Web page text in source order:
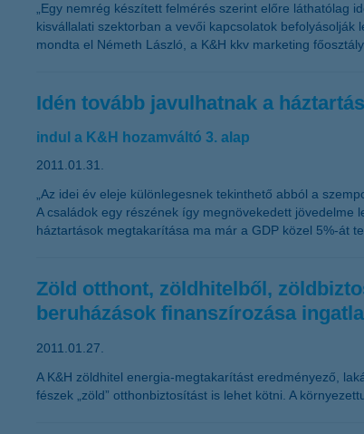
„Egy nemrég készített felmérés szerint előre láthatólag
kisvállalati szektorban a vevői kapcsolatok
mondta el Németh László, a K&H kkv marketing főosztály
Idén tovább javulhatnak a
indul a K&H hozamváltó 3. alap
2011.01.31.
„Az idei év eleje különlegesnek tekinthető abból a
A családok egy részének így megnövekedett
háztartások megtakarítása ma már a GDP közel 5%-át
Zöld otthont, zöldhitelből,
beruházások finanszírozása
2011.01.27.
A K&H zöldhitel energia-megtakarítást eredményező,
fészek „zöld” otthonbiztosítást is lehet kötni. A